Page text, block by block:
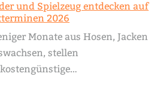
und Spielzeug entdecken auf
2026
Monate aus Hosen, Jacken
stellen